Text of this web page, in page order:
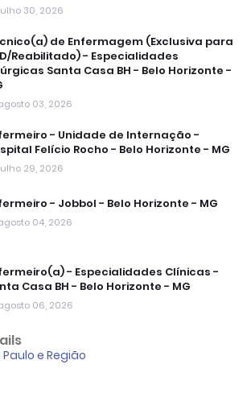
30, 2026
de Enfermagem (Exclusiva para
Reabilitado) - Especialidades
Santa Casa BH - Belo Horizonte -
03, 2026
- Unidade de Internação -
Felício Rocho - Belo Horizonte - MG
29, 2026
- Jobbol - Belo Horizonte - MG
04, 2026
- Especialidades Clínicas -
Casa BH - Belo Horizonte - MG
06, 2026
e Região